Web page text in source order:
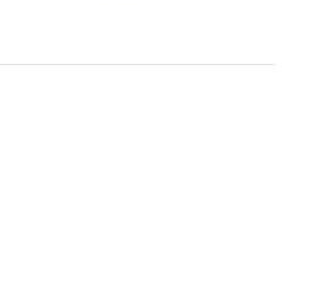
állatgyógyászati